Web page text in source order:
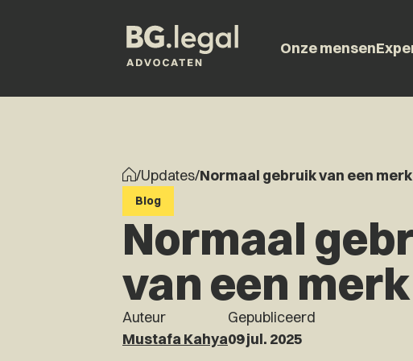
Onze mensen
/Updates/Normaal gebruik van een merk
Blog
Normaal
van een merk
Auteur
Mustafa Kahya
Gepubliceerd
09 jul. 2025